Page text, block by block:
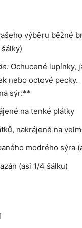
výběru běžné
Ochucené lupínky,
nebo octové pecky.
sýr:**
na tenké plátky
nakrájené na
modrého sýra
(asi 1/4 šálku)